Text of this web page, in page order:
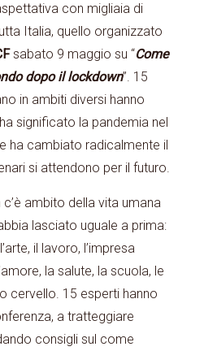
con migliaia di
Italia, quello organizzato
sabato 9 maggio su “Come
dopo il lockdown”. 15
in ambiti diversi hanno
significato la pandemia nel
ha cambiato radicalmente il
si attendono per il futuro.
ambito della vita umana
lasciato uguale a prima:
il lavoro, l’impresa
la salute, la scuola, le
cervello. 15 esperti hanno
a tratteggiare
consigli sul come